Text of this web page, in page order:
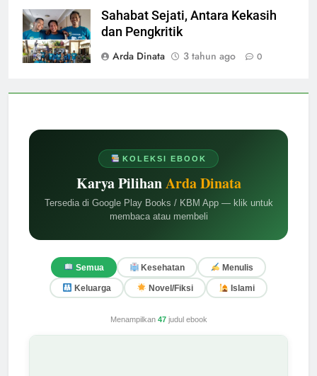
KOLEKSI EBOOK
Karya PilihanArda Dinata
Tersedia di Google Play Books / KBM App — klik untuk
membaca atau membeli
Semua Kesehatan Menulis
Keluarga Novel/Fiksi Islami
Menampilkan 47judul ebook
Sahabat Sejati, Antara Kekasih
dan Pengkritik
Arda Dinata
3 tahun ago 0